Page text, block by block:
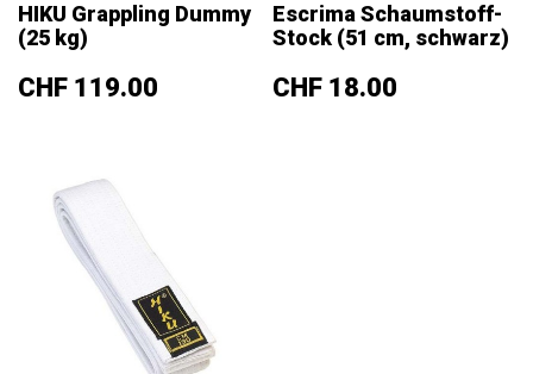
HIKU Grappling Dummy
(25 kg)
Preis
CHF 119.00
Escrima Schaumstoff-
Stock (51 cm, schwarz)
Preis
CHF 18.00